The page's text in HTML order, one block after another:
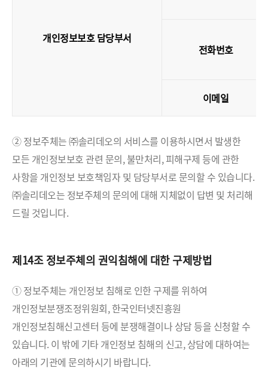
개인정보보호 담당부서
전화번호
이메일
② 정보주체는 ㈜솔리데오의 서비스를 이용하시면서 발생한
모든 개인정보보호 관련 문의, 불만처리, 피해구제 등에 관한
사항을 개인정보 보호책임자 및 담당부서로 문의할 수 있습니다.
㈜솔리데오는 정보주체의 문의에 대해 지체없이 답변 및 처리해
드릴 것입니다.
제14조 정보주체의 권익침해에 대한 구제방법
① 정보주체는 개인정보 침해로 인한 구제를 위하여
개인정보분쟁조정위원회, 한국인터넷진흥원
개인정보침해신고센터 등에 분쟁해결이나 상담 등을 신청할 수
있습니다. 이 밖에 기타 개인정보 침해의 신고, 상담에 대하여는
아래의 기관에 문의하시기 바랍니다.